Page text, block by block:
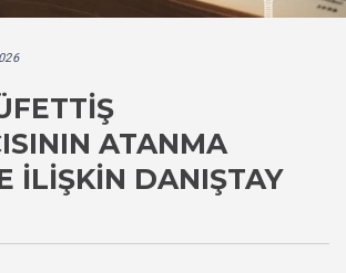
ATANMA
İLIŞKIN DANIŞTAY